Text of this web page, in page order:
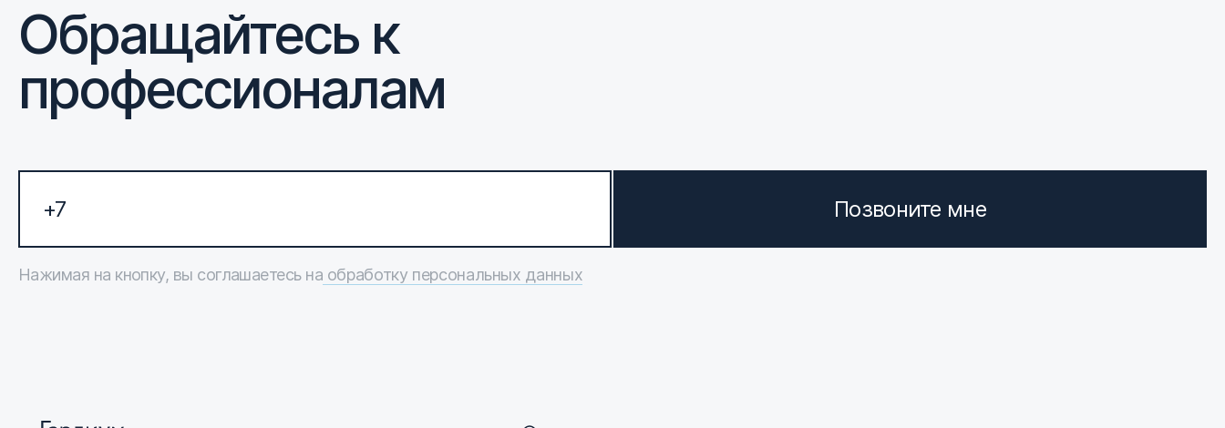
Обращайтесь к
профессионалам
Позвоните мне
Нажимая на кнопку, вы соглашаетесь на обработку персональных данных